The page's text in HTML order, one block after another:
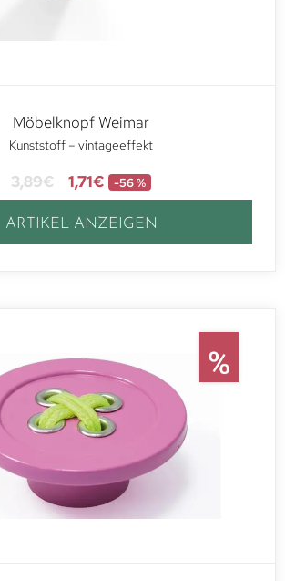
Möbelknopf Weimar
Kunststoff – vintageeffekt
3,89€ 1,71€ -56 %
ARTIKEL ANZEIGEN